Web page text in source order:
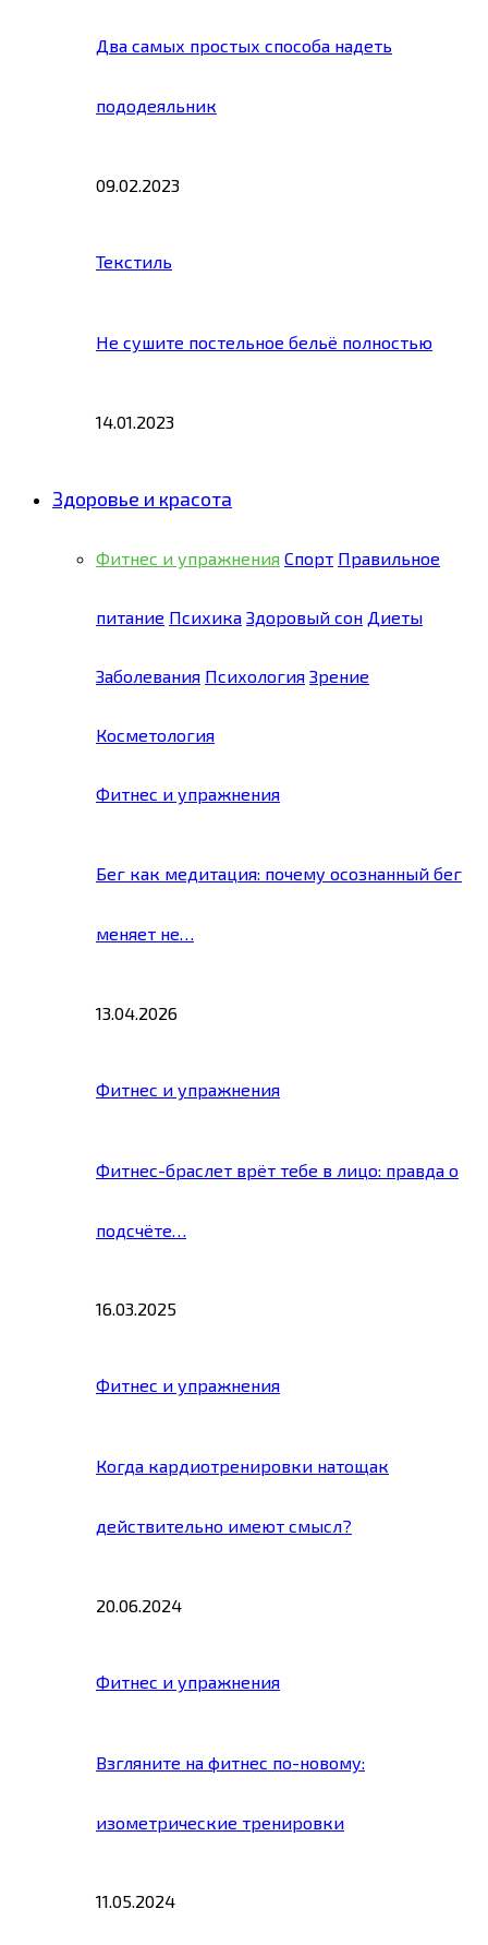
Два самых простых способа надеть
пододеяльник
09.02.2023
Текстиль
Не сушите постельное бельё полностью
14.01.2023
Здоровье и красота
Фитнес и упражнения Спорт Правильное
питание Психика Здоровый сон Диеты
Заболевания Психология Зрение
Косметология
Фитнес и упражнения
Бег как медитация: почему осознанный бег
меняет не…
13.04.2026
Фитнес и упражнения
Фитнес-браслет врёт тебе в лицо: правда о
подсчёте…
16.03.2025
Фитнес и упражнения
Когда кардиотренировки натощак
действительно имеют смысл?
20.06.2024
Фитнес и упражнения
Взгляните на фитнес по-новому:
изометрические тренировки
11.05.2024